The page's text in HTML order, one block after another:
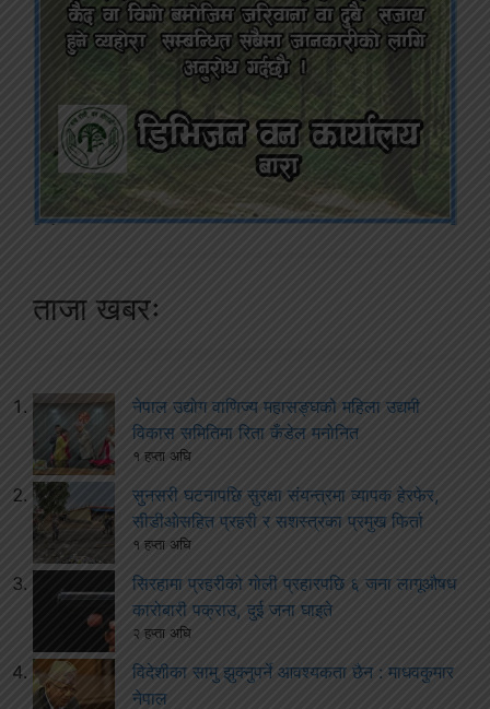
ताजा खबरः
नेपाल उद्योग वाणिज्य महासङ्घको महिला उद्यमी
विकास समितिमा रिता कँडेल मनोनित
१ हप्ता अघि
सुनसरी घटनापछि सुरक्षा संयन्त्रमा व्यापक हेरफेर,
सीडीओसहित प्रहरी र सशस्त्रका प्रमुख फिर्ता
१ हप्ता अघि
सिरहामा प्रहरीको गोली प्रहारपछि ६ जना लागूऔषध
कारोबारी पक्राउ, दुई जना घाइते
२ हप्ता अघि
विदेशीका सामु झुक्नुपर्ने आवश्यकता छैन : माधवकुमार
नेपाल